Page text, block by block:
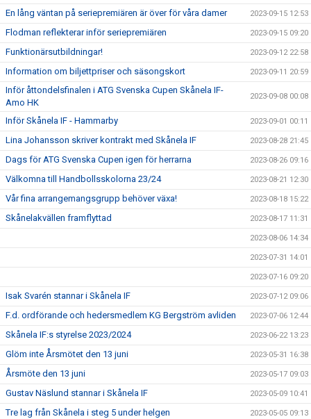
En lång väntan på seriepremiären är över för våra damer 2023-09-15 12:53
Flodman reflekterar inför seriepremiären 2023-09-15 09:20
Funktionärsutbildningar! 2023-09-12 22:58
Information om biljettpriser och säsongskort 2023-09-11 20:59
Inför åttondelsfinalen i ATG Svenska Cupen Skånela IF-
Amo HK
2023-09-08 00:08
Inför Skånela IF - Hammarby 2023-09-01 00:11
Lina Johansson skriver kontrakt med Skånela IF 2023-08-28 21:45
Dags för ATG Svenska Cupen igen för herrarna 2023-08-26 09:16
Välkomna till Handbollsskolorna 23/24 2023-08-21 12:30
Vår fina arrangemangsgrupp behöver växa! 2023-08-18 15:22
Skånelakvällen framflyttad 2023-08-17 11:31
2023-08-06 14:34
2023-07-31 14:01
2023-07-16 09:20
Isak Svarén stannar i Skånela IF 2023-07-12 09:06
F.d. ordförande och hedersmedlem KG Bergström avliden 2023-07-06 12:44
Skånela IF:s styrelse 2023/2024 2023-06-22 13:23
Glöm inte Årsmötet den 13 juni 2023-05-31 16:38
Årsmöte den 13 juni 2023-05-17 09:03
Gustav Näslund stannar i Skånela IF 2023-05-09 10:41
Tre lag från Skånela i steg 5 under helgen 2023-05-05 09:13